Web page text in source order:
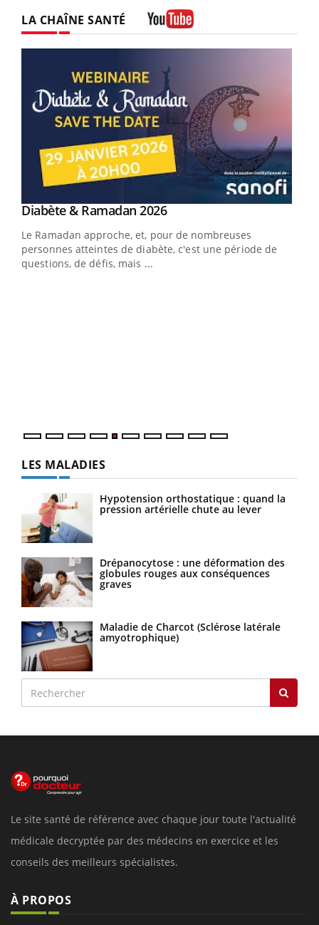
LA CHAÎNE SANTÉ
Youtube
Diabète & Ramadan 2026Youtube
Le Ramadan approche, et, pour de nombreuses
personnes atteintes de diabète, c'est une période de
questions, de défis, mais ...
LES MALADIES
Hypotension orthostatique : quand la
pression artérielle chute au lever
Drépanocytose : une déformation des
globules rouges aux conséquences
graves
Maladie de Charcot (Sclérose latérale
amyotrophique)
Le site santé de référence avec chaque jour toute l'actualité
médicale decryptée par des médecins en exercice et les
conseils des meilleurs spécialistes.
À PROPOS